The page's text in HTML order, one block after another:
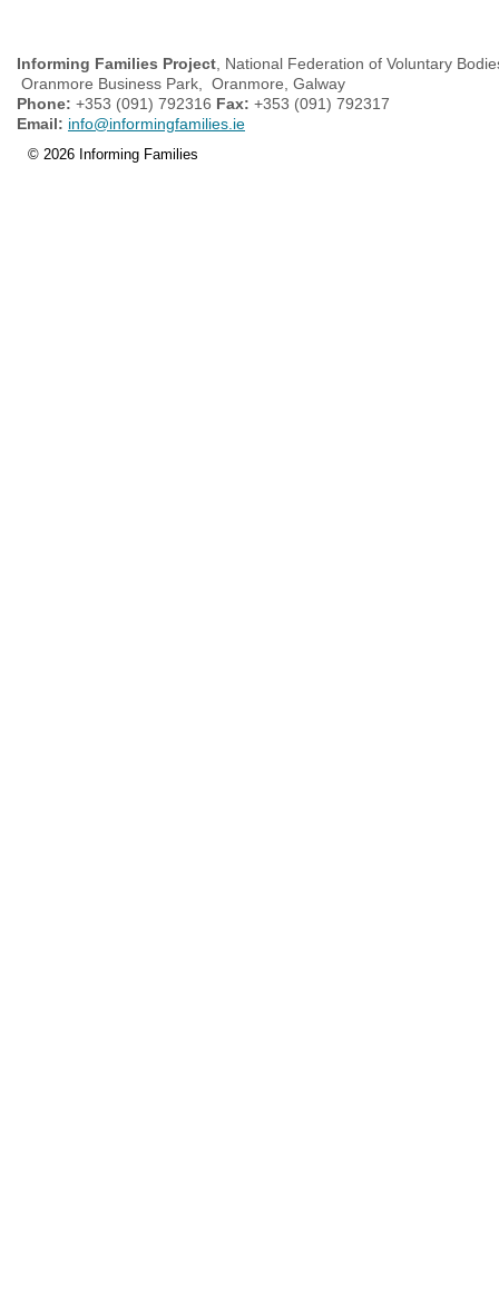
Informing Families Project , National Federation of Voluntary
Oranmore Business Park, Oranmore, Galway
Phone: +353 (091) 792316 Fax: +353 (091) 792317
Email: info@informingfamilies.ie
© 2026 Informing Families